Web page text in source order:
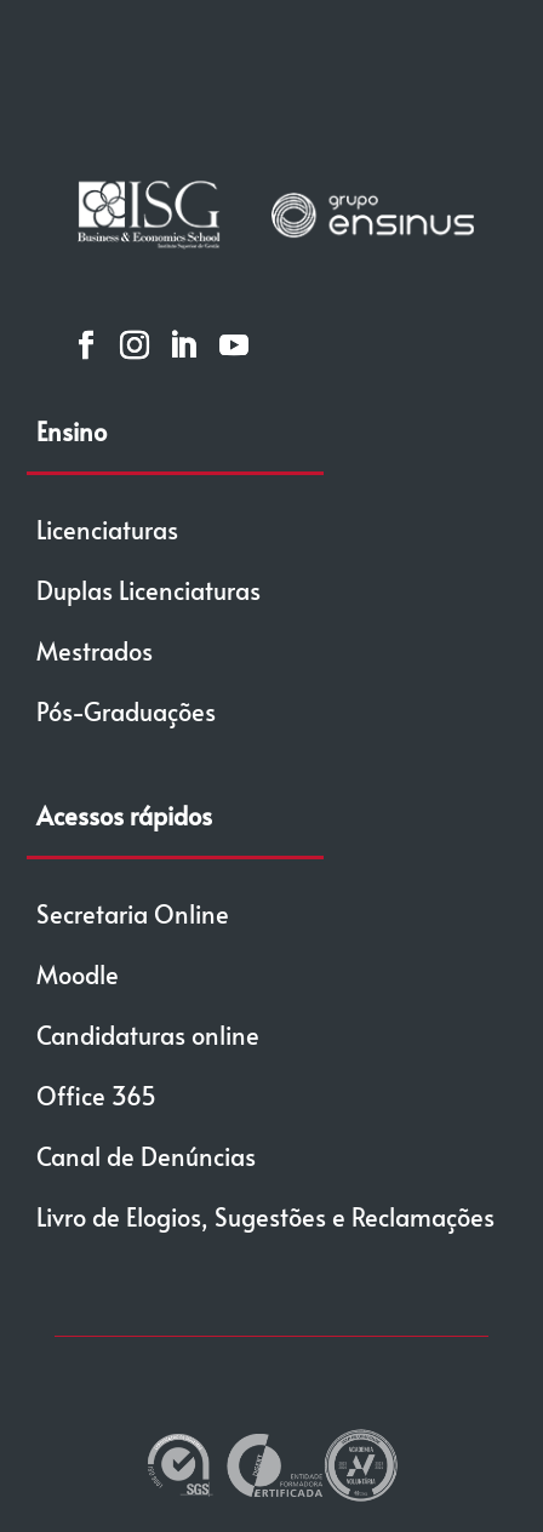
Ensino
Licenciaturas
Duplas Licenciaturas
Mestrados
Pós-Graduações
Acessos rápidos
Secretaria Online
Moodle
Candidaturas online
Office 365
Canal de Denúncias
Livro de Elogios, Sugestões e Reclamações